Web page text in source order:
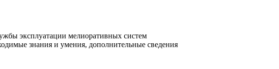
эксплуатации мелиоративных систем
знания и умения, дополнительные сведения